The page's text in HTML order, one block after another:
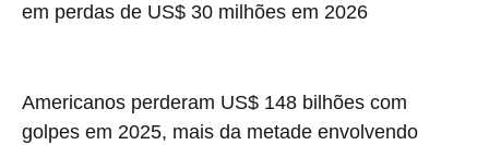
em perdas de US$ 30 milhões em 2026
Americanos perderam US$ 148 bilhões com
golpes em 2025, mais da metade envolvendo